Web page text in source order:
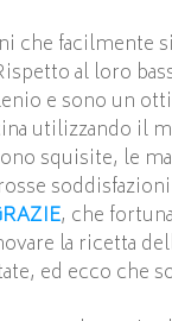
che facilmente
al loro
e sono un
utilizzando il
squisite, le
, che
la ricetta
ed ecco che